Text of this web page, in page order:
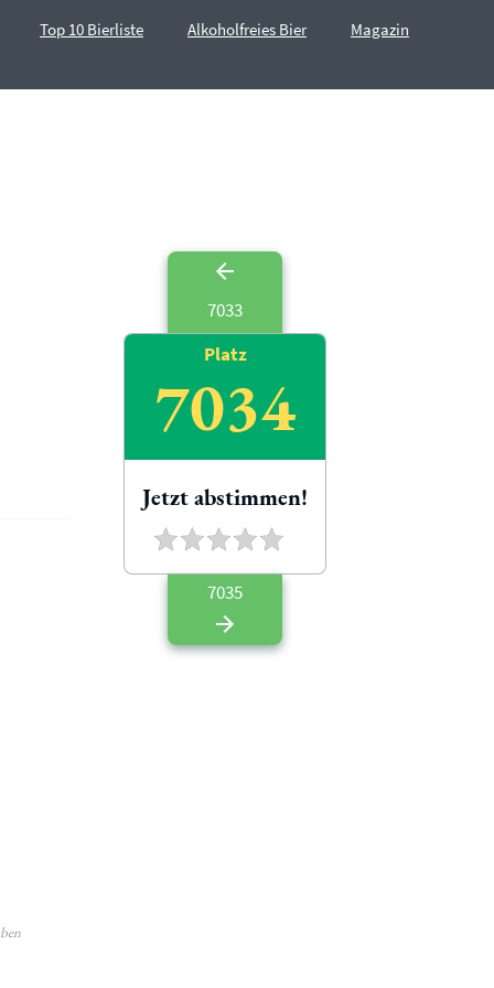
Top 10 Bierliste Alkoholfreies Bier Magazin
7033
Platz
7034
Jetzt abstimmen!
7035